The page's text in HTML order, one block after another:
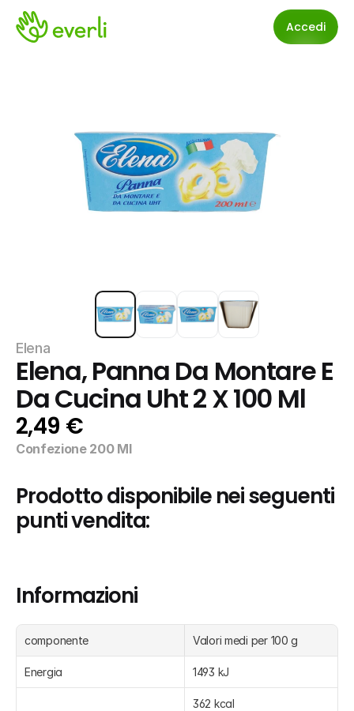
Accedi
Elena
Elena, Panna Da Montare E
Da Cucina Uht 2 X 100 Ml
2,49 €
Confezione 200 Ml
Prodotto disponibile nei seguenti
punti vendita:
Informazioni
componente Valori medi per 100 g
Energia 1493 kJ
362 kcal